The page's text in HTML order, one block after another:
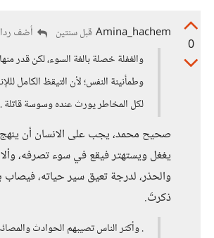
0
Amina_hachem قبل سنتين
أضف ردا
والغفلة خصلة بالغة السوء، لكن قدر
وطمأنينة النفس؛ لأن التيقظ الكامل
لكل المخاطر يورث عنده وسوسة قاتلة
صحيح محمد، يجب على الانسان أن ينهج
يغغل ويستهتر فيقع في سوء تصرفه،
والحذر، لدرجة تعيق سير حياته، فيصاب
ذكرتَ.
. وأكثر الناس تصيبهم الحوادث